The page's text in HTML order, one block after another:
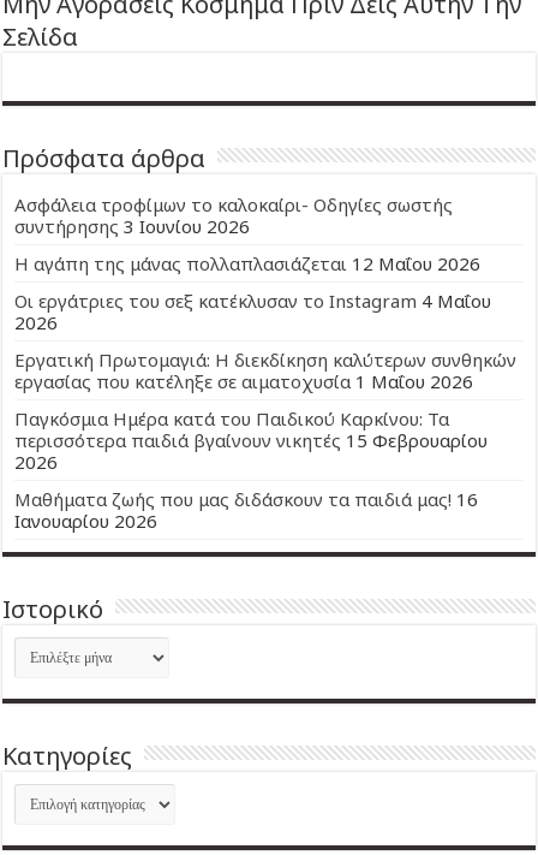
Σελίδα
Πρόσφατα άρθρα
Ασφάλεια τροφίμων το καλοκαίρι- Οδηγίες σωστής
συντήρησης 3 Ιουνίου 2026
Η αγάπη της μάνας πολλαπλασιάζεται 12 Μαΐου 2026
Οι εργάτριες του σεξ κατέκλυσαν το Instagram 4 Μαΐου
2026
Εργατική Πρωτομαγιά: Η διεκδίκηση καλύτερων συνθηκών
εργασίας που κατέληξε σε αιματοχυσία 1 Μαΐου 2026
Παγκόσμια Ημέρα κατά του Παιδικού Καρκίνου: Τα
περισσότερα παιδιά βγαίνουν νικητές 15 Φεβρουαρίου
2026
Μαθήματα ζωής που μας διδάσκουν τα παιδιά μας! 16
Ιανουαρίου 2026
Ιστορικό
Ιστορικό
Kατηγορίες
Kατηγορίες